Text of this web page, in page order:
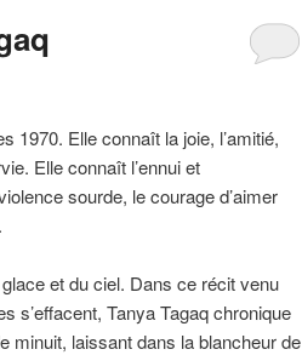
1970. Elle connaît la joie, l’amitié,
Elle connaît l’ennui et
sourde, le courage d’aimer
et du ciel. Dans ce récit venu
s’effacent, Tanya Tagaq chronique
minuit, laissant dans la blancheur de